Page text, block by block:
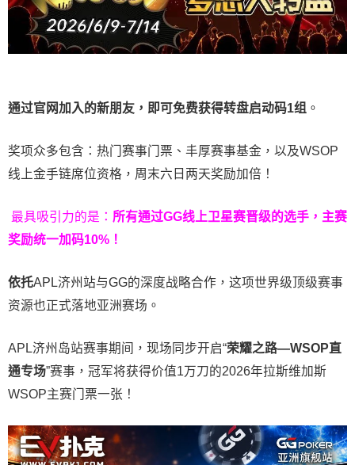
通过官网加入的新朋友，即可免费获得转盘启动码1组 。
奖项众多包含：热门赛事门票、丰厚赛事基金，以及WSOP
线上金手链席位资格， 周末六日两天奖励加倍！
最具吸引力的是： 所有通过GG线上卫星赛晋级的选手，主赛
奖励统一加码10% ！
依托APL济州站与GG的深度战略合作，这项世界级顶级赛事
资源也正式落地亚洲赛场。
APL济州岛站赛事期间，现场同步开启“荣耀之路—WSOP直
通专场”赛事，冠军将获得价值1万刀的2026年拉斯维加斯
WSOP主赛门票一张！